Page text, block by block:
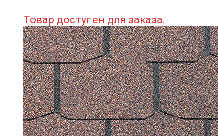
Товар доступен для заказа.